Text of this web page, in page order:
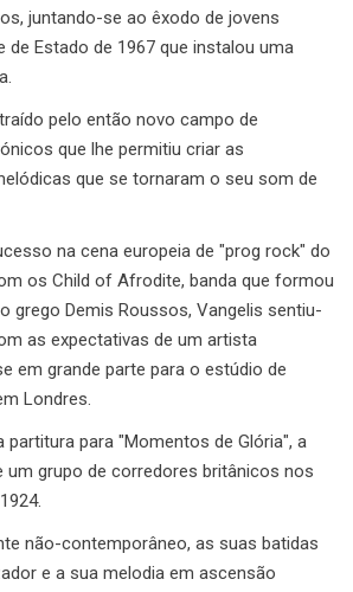
juntando-se ao êxodo de jovens
de Estado de 1967 que instalou uma
pelo então novo campo de
que lhe permitiu criar as
que se tornaram o seu som de
na cena europeia de "prog rock" do
os Child of Afrodite, banda que formou
grego Demis Roussos, Vangelis sentiu-
as expectativas de um artista
em grande parte para o estúdio de
Londres.
partitura para "Momentos de Glória", a
grupo de corredores britânicos nos
não-contemporâneo, as suas batidas
e a sua melodia em ascensão